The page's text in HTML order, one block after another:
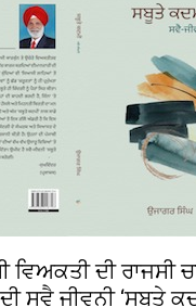
ਵਿਅਕਤੀ ਦੀ ਰਾਜਸੀ
ਸਵੈ ਜੀਵਨੀ ‘ਸਬੂਤੇ